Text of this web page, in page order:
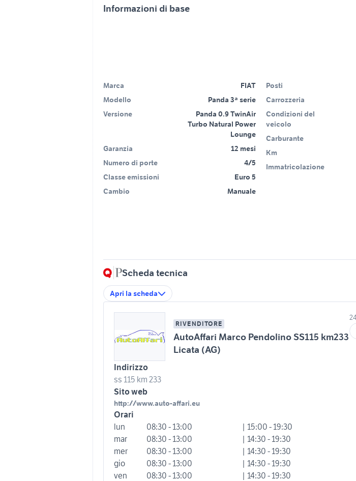
Informazioni di base
Marca
FIAT
Modello
Panda 3ª serie
Versione
Panda 0.9 TwinAir
Turbo Natural Power
Lounge
Garanzia
12 mesi
Numero di porte
4/5
Classe emissioni
Euro 5
Cambio
Manuale
Posti
Carrozzeria
Condizioni del
veicolo
Carburante
Km
Immatricolazione
Scheda tecnica
Apri la scheda
RIVENDITORE
AutoAffari Marco Pendolino SS115 km233
Licata (AG)
Indirizzo
ss 115 km 233
Sito web
http://www.auto-affari.eu
Orari
lun
08:30 - 13:00
| 15:00 - 19:30
mar
08:30 - 13:00
| 14:30 - 19:30
mer
08:30 - 13:00
| 14:30 - 19:30
gio
08:30 - 13:00
| 14:30 - 19:30
ven
08:30 - 13:00
| 14:30 - 19:30